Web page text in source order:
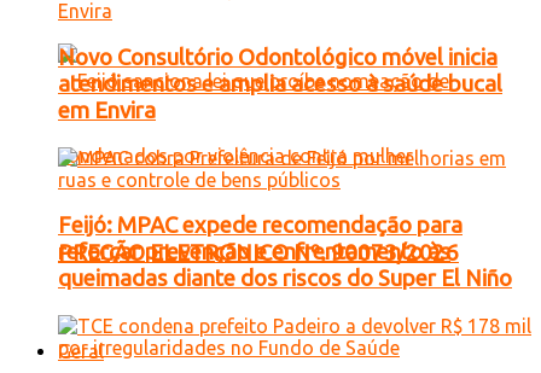
PREGÃO ELETRONICO Nº. 90073/2026
Geral
Novo Consultório Odontológico móvel inicia
atendimentos e amplia acesso à saúde bucal
em Envira
Feijó: MPAC expede recomendação para
reforçar prevenção e enfrentamento às
queimadas diante dos riscos do Super El Niño